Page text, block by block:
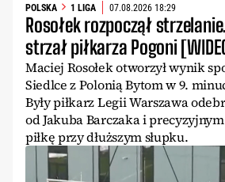
POLSKA 1 LIGA 07.08.2026 18:29
Rosołek rozpoczął
strzał piłkarza Pogoni
Maciej Rosołek otworzył wynik
Siedlce z Polonią Bytom w 9.
Były piłkarz Legii Warszawa
od Jakuba Barczaka i
piłkę przy dłuższym słupku.